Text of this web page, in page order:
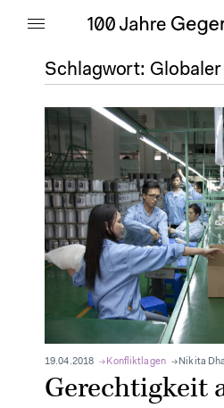
Schlagwort:
19.04.2018 Konfliktlagen Nikita
Gerechtigkeit